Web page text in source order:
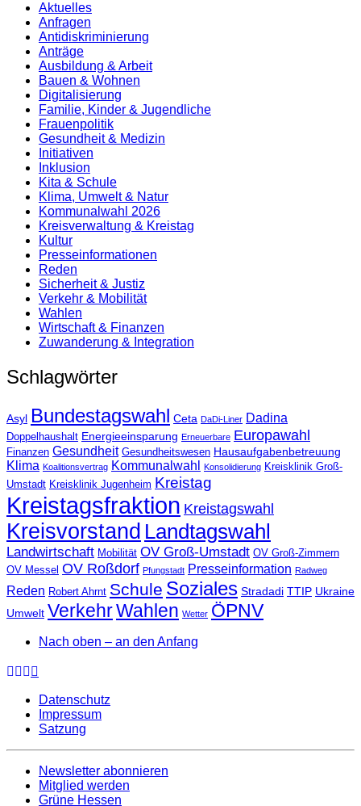
Aktuelles
Anfragen
Antidiskrimi­nierung
Anträge
Ausbildung & Arbeit
Bauen & Wohnen
Digitalisierung
Familie, Kinder & Jugendliche
Frauenpolitik
Gesundheit & Medizin
Initiativen
Inklusion
Kita & Schule
Klima, Umwelt & Natur
Kommunalwahl 2026
Kreisverwaltung & Kreistag
Kultur
Presse­informationen
Reden
Sicherheit & Justiz
Verkehr & Mobilität
Wahlen
Wirtschaft & Finanzen
Zuwanderung & Integration
Schlagwörter
Asyl Bundestagswahl Ceta DaDi-Liner Dadina
Doppelhaushalt Energieeinsparung Erneuerbare Europawahl
Finanzen Gesundheit Gesundheitswesen Hausaufgabenbetreuung
Klima Koalitionsvertrag Kommunalwahl Konsolidierung Kreisklinik Groß-
Umstadt Kreisklinik Jugenheim Kreistag
Kreistagsfraktion Kreistagswahl
Kreisvorstand Landtagswahl
Landwirtschaft Mobilität OV Groß-Umstadt OV Groß-Zimmern
OV Messel OV Roßdorf Pfungstadt Presseinformation Radweg
Reden Robert Ahrnt Schule Soziales Stradadi TTIP Ukraine
Umwelt VerkehrWahlen Wetter ÖPNV
Nach oben – an den Anfang
Datenschutz
Impressum
Satzung
Newsletter abonnieren
Mitglied werden
Grüne Hessen